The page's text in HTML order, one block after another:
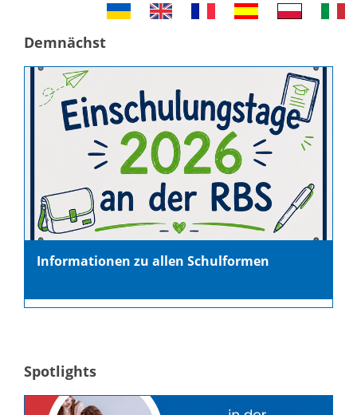
Demnächst
Informationen zu allen Schulformen
Spotlights